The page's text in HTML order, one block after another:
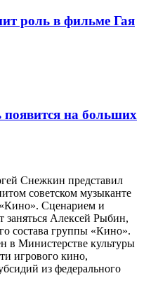
роль в фильме Гая
на больших
Снежкин представил
советском музыканте
Сценарием и
заняться Алексей Рыбин,
состава группы «Кино».
в Министерстве культуры
игрового кино,
из федерального